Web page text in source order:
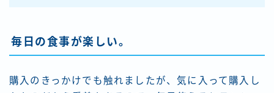
毎日の食事が楽しい。
購入のきっかけでも触れましたが、気に入って購入し